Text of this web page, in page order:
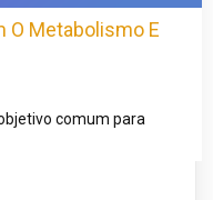
O Metabolismo E
comum para